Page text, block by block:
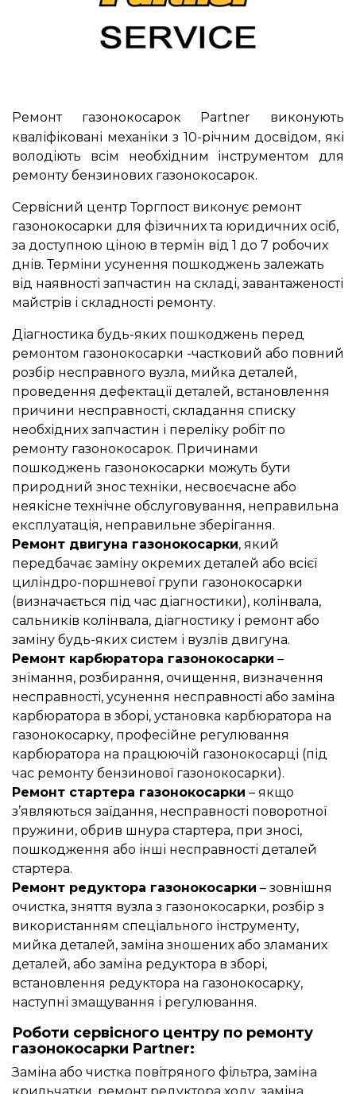
Ремонт газонокосарок Partner виконують
кваліфіковані механіки з 10-річним досвідом, які
володіють всім необхідним інструментом для
ремонту бензинових газонокосарок.
Сервісний центр Торгпост виконує ремонт
газонокосарки для фізичних та юридичних осіб,
за доступною ціною в термін від 1 до 7 робочих
днів. Терміни усунення пошкоджень залежать
від наявності запчастин на складі, завантаженості
майстрів і складності ремонту.
Діагностика будь-яких пошкоджень перед
ремонтом газонокосарки -частковий або повний
розбір несправного вузла, мийка деталей,
проведення дефектації деталей, встановлення
причини несправності, складання списку
необхідних запчастин і переліку робіт по
ремонту газонокосарок. Причинами
пошкоджень газонокосарки можуть бути
природний знос техніки, несвоєчасне або
неякісне технічне обслуговування, неправильна
експлуатація, неправильне зберігання.
Ремонт двигуна газонокосарки, який
передбачає заміну окремих деталей або всієї
циліндро-поршневої групи газонокосарки
(визначається під час діагностики), колінвала,
сальників колінвала, діагностику і ремонт або
заміну будь-яких систем і вузлів двигуна.
Ремонт карбюратора газонокосарки –
знімання, розбирання, очищення, визначення
несправності, усунення несправності або заміна
карбюратора в зборі, установка карбюратора на
газонокосарку, професійне регулювання
карбюратора на працюючій газонокосарці (під
час ремонту бензинової газонокосарки).
Ремонт стартера газонокосарки – якщо
з’являються заїдання, несправності поворотної
пружини, обрив шнура стартера, при зносі,
пошкодження або інші несправності деталей
стартера.
Ремонт редуктора газонокосарки – зовнішня
очистка, зняття вузла з газонокосарки, розбір з
використанням спеціального інструменту,
мийка деталей, заміна зношених або зламаних
деталей, або заміна редуктора в зборі,
встановлення редуктора на газонокосарку,
наступні змащування і регулювання.
Роботи сервісного центру по ремонту
газонокосарки Partner:
Заміна або чистка повітряного фільтра, заміна